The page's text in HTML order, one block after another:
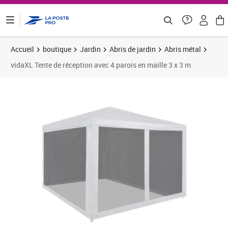
Accueil boutique Jardin Abris de jardin
Abris métal
vidaXL Tente de réception avec 4 parois en maille 3 x 3 m